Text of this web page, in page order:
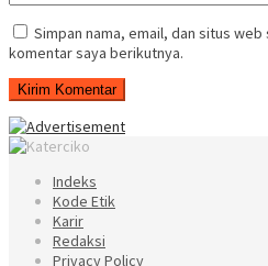
Simpan nama, email, dan situs
komentar saya berikutnya.
Indeks
Kode Etik
Karir
Redaksi
Privacy Policy